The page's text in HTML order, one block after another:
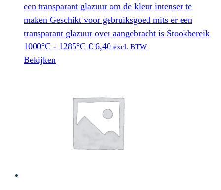
een transparant glazuur om de kleur intenser te
maken Geschikt voor gebruiksgoed mits er een
transparant glazuur over aangebracht is Stookbereik
1000°C - 1285°C € 6,40 excl. BTW
Bekijken